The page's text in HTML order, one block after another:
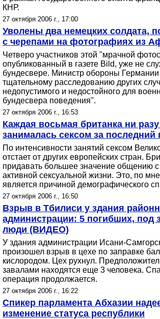
КНР.
27 октября 2006 г., 17:00
Уволены два немецких солдата,
с черепами на фотографиях из
Четверо участников этой "мрачной
опубликованный в газете Bild, уже не
бундесвере. Министр обороны Германии
тщательному расследованию других
недопустимого и недостойного для
бундесвера поведения".
27 октября 2006 г., 16:53
Каждая восьмая британка ни
занималась сексом за последний
По интенсивности занятий сексом
отстает от других европейских стран.
придавать большее значение общению
активной сексуальной жизни. Это, по
является причиной демографического
27 октября 2006 г., 16:50
Взрыв в Тбилиси у здания
администрации: 5 погибших, под
люди (ВИДЕО)
У здания администрации Исани-
произошел взрыв в цехе по заправке
кислородом. Цех рухнул.
завалами находятся еще 3 человека.
операция продолжается.
27 октября 2006 г., 16:22
Спикер парламента Абхазии
изменение статуса республики